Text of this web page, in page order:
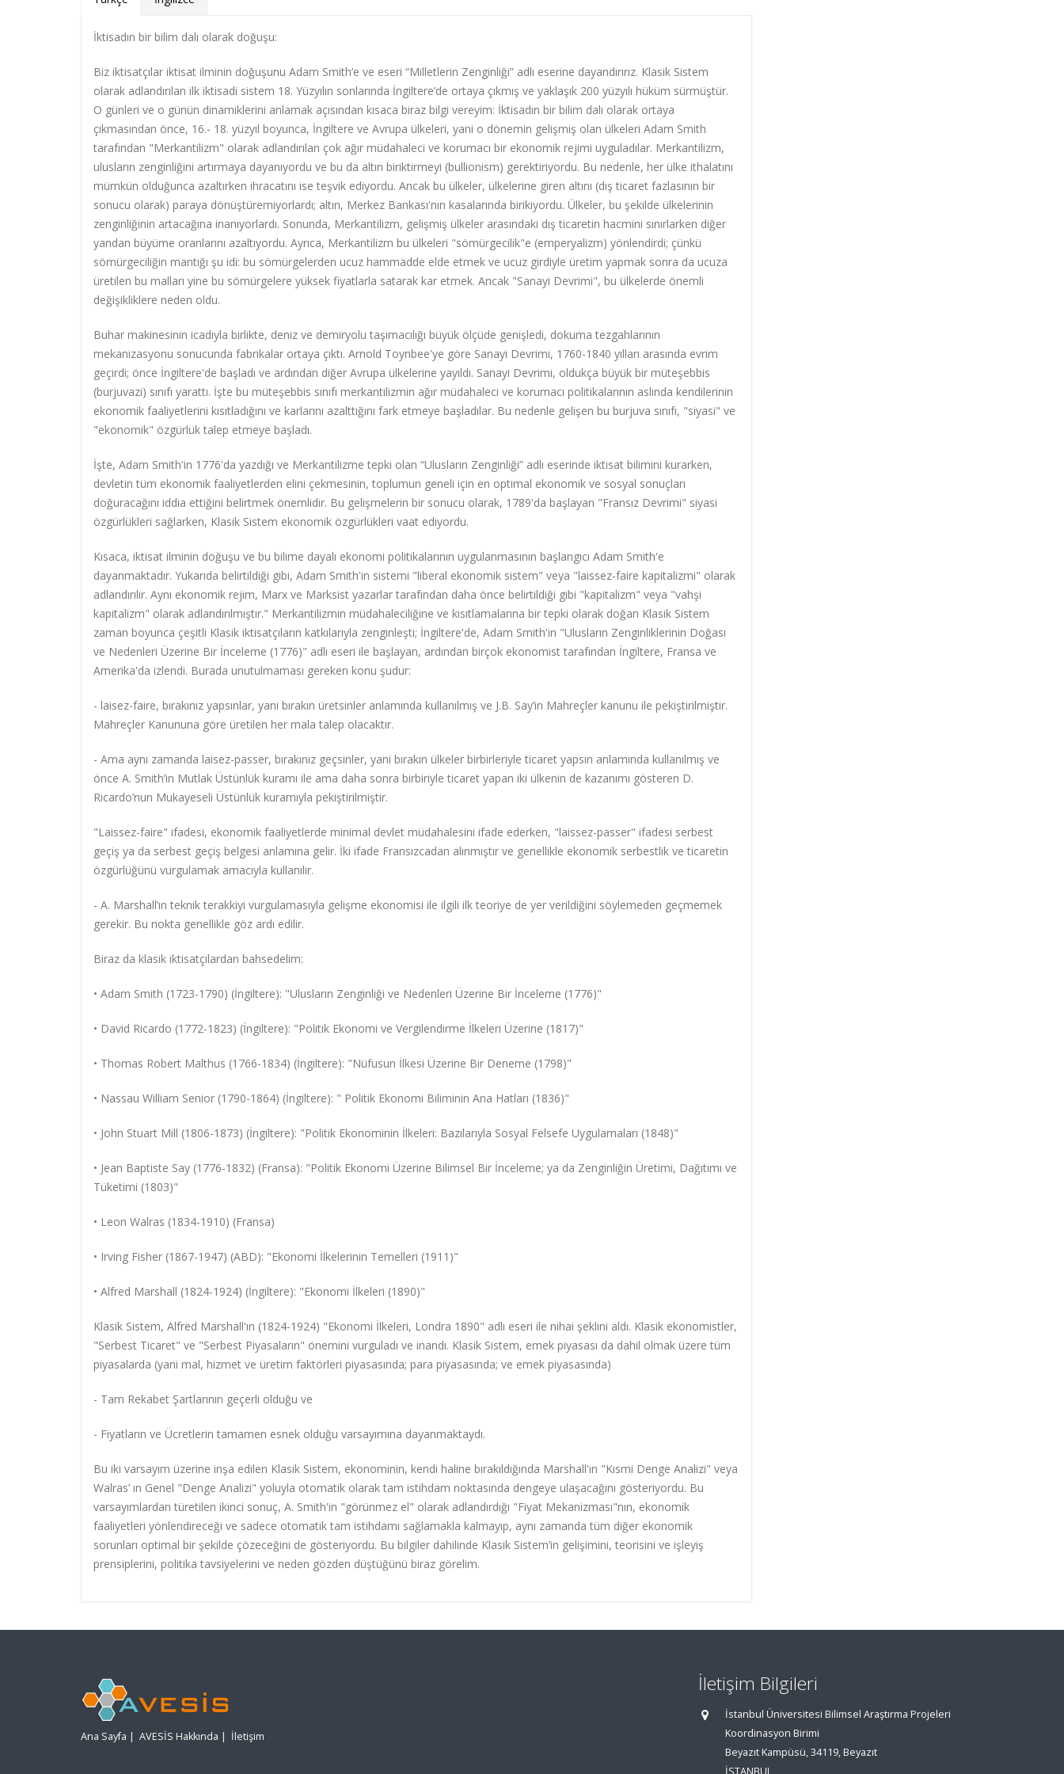
İktisadın bir bilim dalı olarak doğuşu:
Biz iktisatçılar iktisat ilminin doğuşunu Adam Smith’e ve eseri “Milletlerin Zenginliği” adlı eserine dayandırırız. Klasik Sistem
olarak adlandırılan ilk iktisadi sistem 18. Yüzyılın sonlarında İngiltere’de ortaya çıkmış ve yaklaşık 200 yüzyılı hüküm sürmüştür.
O günleri ve o günün dinamiklerini anlamak açısından kısaca biraz bilgi vereyim: İktisadın bir bilim dalı olarak ortaya
çıkmasından önce, 16.- 18. yüzyıl boyunca, İngiltere ve Avrupa ülkeleri, yani o dönemin gelişmiş olan ülkeleri Adam Smith
tarafından "Merkantilizm" olarak adlandırılan çok ağır müdahaleci ve korumacı bir ekonomik rejimi uyguladılar. Merkantilizm,
ulusların zenginliğini artırmaya dayanıyordu ve bu da altın biriktirmeyi (bullionism) gerektiriyordu. Bu nedenle, her ülke ithalatını
mümkün olduğunca azaltırken ihracatını ise teşvik ediyordu. Ancak bu ülkeler, ülkelerine giren altını (dış ticaret fazlasının bir
sonucu olarak) paraya dönüştüremiyorlardı; altın, Merkez Bankası'nın kasalarında birikiyordu. Ülkeler, bu şekilde ülkelerinin
zenginliğinin artacağına inanıyorlardı. Sonunda, Merkantilizm, gelişmiş ülkeler arasındaki dış ticaretin hacmini sınırlarken diğer
yandan büyüme oranlarını azaltıyordu. Ayrıca, Merkantilizm bu ülkeleri "sömürgecilik"e (emperyalizm) yönlendirdi; çünkü
sömürgeciliğin mantığı şu idi: bu sömürgelerden ucuz hammadde elde etmek ve ucuz girdiyle üretim yapmak sonra da ucuza
üretilen bu malları yine bu sömürgelere yüksek fiyatlarla satarak kar etmek. Ancak "Sanayi Devrimi", bu ülkelerde önemli
değişikliklere neden oldu.
Buhar makinesinin icadıyla birlikte, deniz ve demiryolu taşımacılığı büyük ölçüde genişledi, dokuma tezgahlarının
mekanizasyonu sonucunda fabrikalar ortaya çıktı. Arnold Toynbee'ye göre Sanayi Devrimi, 1760-1840 yılları arasında evrim
geçirdi; önce İngiltere'de başladı ve ardından diğer Avrupa ülkelerine yayıldı. Sanayi Devrimi, oldukça büyük bir müteşebbis
(burjuvazi) sınıfı yarattı. İşte bu müteşebbis sınıfı merkantilizmin ağır müdahaleci ve korumacı politikalarının aslında kendilerinin
ekonomik faaliyetlerini kısıtladığını ve karlarını azalttığını fark etmeye başladılar. Bu nedenle gelişen bu burjuva sınıfı, "siyasi" ve
"ekonomik" özgürlük talep etmeye başladı.
İşte, Adam Smith'in 1776'da yazdığı ve Merkantilizme tepki olan “Ulusların Zenginliği” adlı eserinde iktisat bilimini kurarken,
devletin tüm ekonomik faaliyetlerden elini çekmesinin, toplumun geneli için en optimal ekonomik ve sosyal sonuçları
doğuracağını iddia ettiğini belirtmek önemlidir. Bu gelişmelerin bir sonucu olarak, 1789'da başlayan "Fransız Devrimi" siyasi
özgürlükleri sağlarken, Klasik Sistem ekonomik özgürlükleri vaat ediyordu.
Kısaca, iktisat ilminin doğuşu ve bu bilime dayalı ekonomi politikalarının uygulanmasının başlangıcı Adam Smith'e
dayanmaktadır. Yukarıda belirtildiği gibi, Adam Smith'in sistemi "liberal ekonomik sistem" veya "laissez-faire kapitalizmi" olarak
adlandırılır. Aynı ekonomik rejim, Marx ve Marksist yazarlar tarafından daha önce belirtildiği gibi "kapitalizm" veya "vahşi
kapitalizm" olarak adlandırılmıştır." Merkantilizmin müdahaleciliğine ve kısıtlamalarına bir tepki olarak doğan Klasik Sistem
zaman boyunca çeşitli Klasik iktisatçıların katkılarıyla zenginleşti; İngiltere'de, Adam Smith'in "Ulusların Zenginliklerinin Doğası
ve Nedenleri Üzerine Bir İnceleme (1776)" adlı eseri ile başlayan, ardından birçok ekonomist tarafından İngiltere, Fransa ve
Amerika'da izlendi. Burada unutulmaması gereken konu şudur:
- laisez-faire, bırakınız yapsınlar, yani bırakın üretsinler anlamında kullanılmış ve J.B. Say’in Mahreçler kanunu ile pekiştirilmiştir.
Mahreçler Kanununa göre üretilen her mala talep olacaktır.
- Ama aynı zamanda laisez-passer, bırakınız geçsinler, yani bırakın ülkeler birbirleriyle ticaret yapsın anlamında kullanılmış ve
önce A. Smith’in Mutlak Üstünlük kuramı ile ama daha sonra birbiriyle ticaret yapan iki ülkenin de kazanımı gösteren D.
Ricardo’nun Mukayeseli Üstünlük kuramıyla pekiştirilmiştir.
"Laissez-faire" ifadesi, ekonomik faaliyetlerde minimal devlet müdahalesini ifade ederken, "laissez-passer" ifadesi serbest
geçiş ya da serbest geçiş belgesi anlamına gelir. İki ifade Fransızcadan alınmıştır ve genellikle ekonomik serbestlik ve ticaretin
özgürlüğünü vurgulamak amacıyla kullanılır.
- A. Marshall’ın teknik terakkiyi vurgulamasıyla gelişme ekonomisi ile ilgili ilk teoriye de yer verildiğini söylemeden geçmemek
gerekir. Bu nokta genellikle göz ardı edilir.
Biraz da klasik iktisatçılardan bahsedelim:
• Adam Smith (1723-1790) (İngiltere): "Ulusların Zenginliği ve Nedenleri Üzerine Bir İnceleme (1776)"
• David Ricardo (1772-1823) (İngiltere): "Politik Ekonomi ve Vergilendirme İlkeleri Üzerine (1817)"
• Thomas Robert Malthus (1766-1834) (İngiltere): "Nüfusun İlkesi Üzerine Bir Deneme (1798)"
• Nassau William Senior (1790-1864) (İngiltere): " Politik Ekonomi Biliminin Ana Hatları (1836)"
• John Stuart Mill (1806-1873) (İngiltere): "Politik Ekonominin İlkeleri: Bazılarıyla Sosyal Felsefe Uygulamaları (1848)"
• Jean Baptiste Say (1776-1832) (Fransa): "Politik Ekonomi Üzerine Bilimsel Bir İnceleme; ya da Zenginliğin Üretimi, Dağıtımı ve
Tüketimi (1803)"
• Leon Walras (1834-1910) (Fransa)
• Irving Fisher (1867-1947) (ABD): "Ekonomi İlkelerinin Temelleri (1911)"
• Alfred Marshall (1824-1924) (İngiltere): "Ekonomi İlkeleri (1890)"
Klasik Sistem, Alfred Marshall'ın (1824-1924) "Ekonomi İlkeleri, Londra 1890" adlı eseri ile nihai şeklini aldı. Klasik ekonomistler,
"Serbest Ticaret" ve "Serbest Piyasaların" önemini vurguladı ve inandı. Klasik Sistem, emek piyasası da dahil olmak üzere tüm
piyasalarda (yani mal, hizmet ve üretim faktörleri piyasasında; para piyasasında; ve emek piyasasında)
- Tam Rekabet Şartlarının geçerli olduğu ve
- Fiyatların ve Ücretlerin tamamen esnek olduğu varsayımına dayanmaktaydı.
Bu iki varsayım üzerine inşa edilen Klasik Sistem, ekonominin, kendi haline bırakıldığında Marshall'ın "Kısmi Denge Analizi" veya
Walras’ ın Genel "Denge Analizi" yoluyla otomatik olarak tam istihdam noktasında dengeye ulaşacağını gösteriyordu. Bu
varsayımlardan türetilen ikinci sonuç, A. Smith'in "görünmez el" olarak adlandırdığı "Fiyat Mekanizması"nın, ekonomik
faaliyetleri yönlendireceği ve sadece otomatik tam istihdamı sağlamakla kalmayıp, aynı zamanda tüm diğer ekonomik
sorunları optimal bir şekilde çözeceğini de gösteriyordu. Bu bilgiler dahilinde Klasik Sistem’in gelişimini, teorisini ve işleyiş
prensiplerini, politika tavsiyelerini ve neden gözden düştüğünü biraz görelim.
Ana Sayfa | AVESİS Hakkında | İletişim
İletişim Bilgileri
İstanbul Üniversitesi Bilimsel Araştırma Projeleri
Koordinasyon Birimi
Beyazıt Kampüsü, 34119, Beyazıt
İSTANBUL